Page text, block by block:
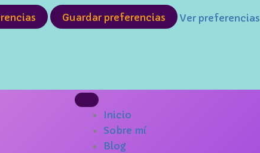
Guardar preferencias
Ver preferencias
Inicio
Sobre mí
Blog